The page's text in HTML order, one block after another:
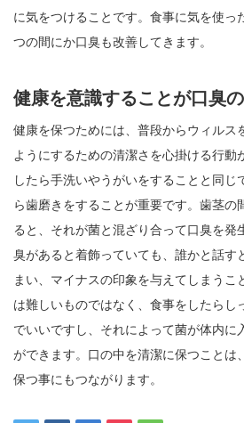
に気をつけることです。食事に気を使っ
つの間にか口臭も改善してきます。
健康を意識することが口臭
健康を保つためには、普段からウィルス
ようにするための清潔さを心掛ける行動
したら手洗いやうがいをすることと同じ
ら歯磨きをすることが重要です。歯茎の
ると、それが菌と混ざり合って口臭を発
臭があると着飾っていても、誰かと話す
まい、マイナスの印象を与えてしまうこ
は難しいものではなく、食事をしたらし
でいいですし、それによって菌が体内に
ができます。口の中を清潔に保つことは
保つ事にもつながります。